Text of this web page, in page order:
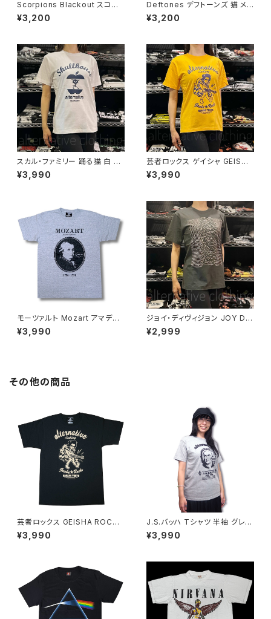
Scorpions Blackout スコー
ピオンズ ブラックアウト メンズ
レディース ロックＴシャツ バン
¥3,200
Deftones デフトーンズ 猫 メン
ズ レディース ロックＴシャツ バ
ンドＴシャツ ブラック 半袖 Roc
¥3,200
スカル・ファミリー 踊る猫 白 ホ
ワイト×ネイビー ドクロ スカル
Tシャツ ロックT バンドT 半袖
ント メンズ レディース 綿100％
コットン SHT-04WH altss
¥3,990
芸者ロックス ゲイシャ GEISHA
ROCKS 階Ｇ子&オルタナティ
ヴ・コラボ 半袖 Tシャツ イエロ
¥3,990
モーツァルト Mozart アマデウ
ス Falco Tシャツ グレー Rock
Me Amadeus 音楽家 OE1116
¥3,990
ジョイ・ディヴィジョン JOY DIV
ISION アンノウン・プレジャーズ
Unknown Pleasures ロック
¥2,999
その他の商品
芸者ロックス GEISHA ROCKS
階Ｇ子&オルタナティヴ・コラボ
半袖 Tシャツ 黒 ブラック メンズ
¥3,990
J.S.バッハ Tシャツ 半袖 グレー
クラシック バッハ Johann Seb
astian Bach 音楽家 偉人 OE1
¥3,990